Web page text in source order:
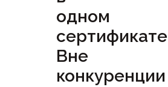
одном
сертификате
Вне
конкуренции